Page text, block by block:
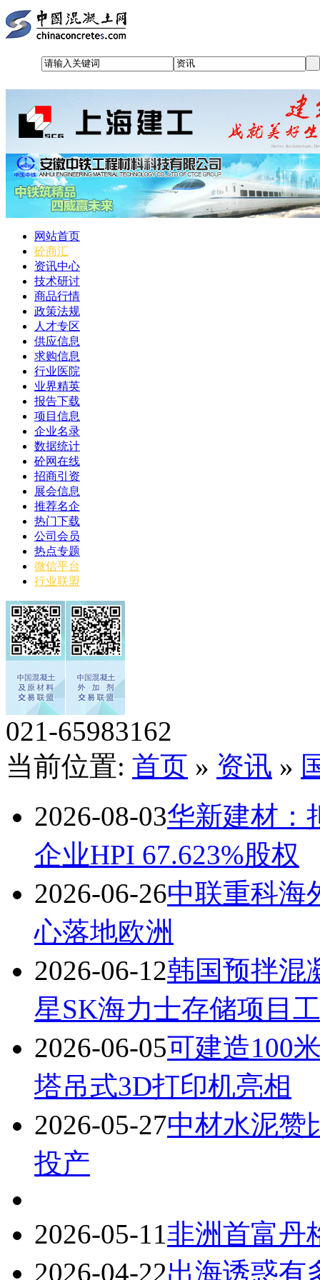
网站首页
砼商汇
资讯中心
技术研讨
商品行情
政策法规
人才专区
供应信息
求购信息
行业医院
业界精英
报告下载
项目信息
企业名录
数据统计
砼网在线
招商引资
展会信息
推荐名企
热门下载
公司会员
热点专题
微信平台
行业联盟
021-65983162
当前位置: 首页 » 资讯 »
2026-08-03华新建材：
企业HPI 67.623%股权
2026-06-26中联重科海
心落地欧洲
2026-06-12韩国预拌混
星SK海力士存储项目
2026-06-05可建造100
塔吊式3D打印机亮相
2026-05-27中材水泥赞
投产
2026-05-11非洲首富丹
2026-04-22出海诱惑有